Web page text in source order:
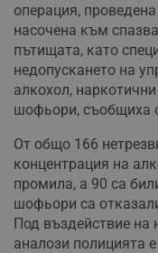
операция,
насочена към
пътищата, като
недопускането на
алкохол,
шофьори, съобщиха
От общо 166
концентрация на
промила, а 90 са
шофьори са
Под въздействие на
аналози полицията